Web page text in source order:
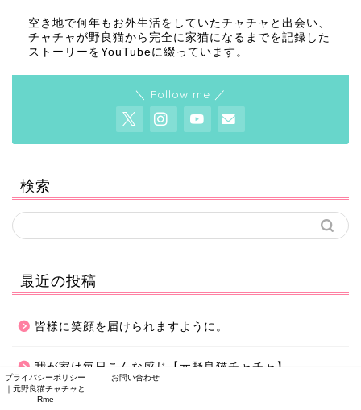
空き地で何年もお外生活をしていたチャチャと出会い、
チャチャが野良猫から完全に家猫になるまでを記録した
ストーリーをYouTubeに綴っています。
＼ Follow me ／
検索
最近の投稿
皆様に笑顔を届けられますように。
我が家は毎日こんな感じ【元野良猫チャチャ】
プライバシーポリシー
｜元野良猫チャチャと
Rme
お問い合わせ